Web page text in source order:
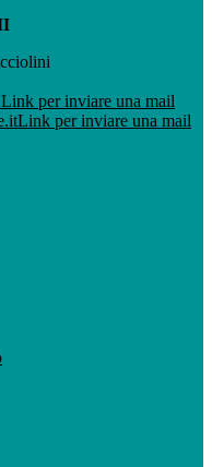
Link per inviare una mail
Link per inviare una mail